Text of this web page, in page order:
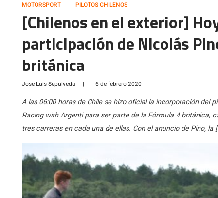
MOTORSPORT PILOTOS CHILENOS
[Chilenos en el exterior]
participación de Nicolás
británica
Jose Luis Sepulveda | 6 de febrero 2020
A las 06:00 horas de Chile se hizo oficial la incorporación del
Racing with Argenti para ser parte de la Fórmula 4 británica,
tres carreras en cada una de ellas. Con el anuncio de Pino, la